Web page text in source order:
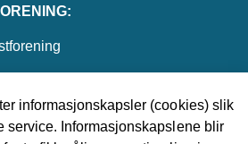
informasjonskapsler (cookies) slik
service. Informasjonskapslene blir